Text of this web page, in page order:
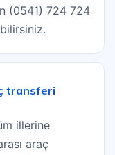
(0541) 724 724
transferi
illerine
araç